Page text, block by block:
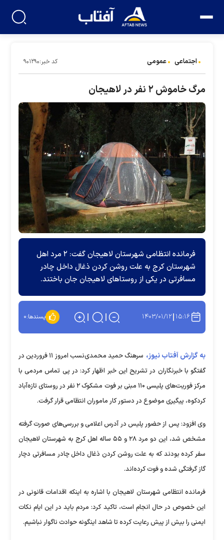
اجتماعی عمومی کد خبر:۹۰۱۲۹۰
مرگ خاموش ۲ نفر در لاهیجان
فرمانده انتظامی شهرستان لاهیجان گفت: ۲ مرد اهل
شهرستان کرج به علت روشن کردن ذغال داخل چادر
مسافرتی در یکی از روستا‌های لاهیجان جان باختند.
۱۵:۱۶ ۱۴۰۳/۰۱/۱۲ پسندها:۰
به گزارش آفتاب نیوز،
سرهنگ حمید محمدی‌نسب امروز ۱۱ فروردین در
گفتگو با خبرنگاران در تشریح این خبر اظهار کرد: در پی تماس مردمی با
مرکز فوریت‌های پلیسی ۱۱۰ مبنی بر فوت مشکوک ۲ نفر در روستای تازه‌آباد
کردکوه، پیگیری موضوع در دستور کار ماموران انتظامی قرار گرفت.
وی افزود: پس از حضور پلیس در آدرس اعلامی و بررسی‌های صورت گرفته
مشخص شد، این دو مرد ۲۸ و ۵۵ ساله اهل کرج به شهرستان لاهیجان
سفر کرده بودند که به علت روشن کردن ذغال داخل چادر مسافرتی دچار
گاز گرفتگی شده و فوت کرده‌اند.
فرمانده انتظامی شهرستان لاهیجان با اشاره به اینکه اقدامات قانونی در
این خصوص در حال انجام است، تاکید کرد: مردم باید در این ایام نکات
ایمنی را بیش از پیش رعایت کرده تا شاهد اینگونه حوادث ناگوار نباشیم.